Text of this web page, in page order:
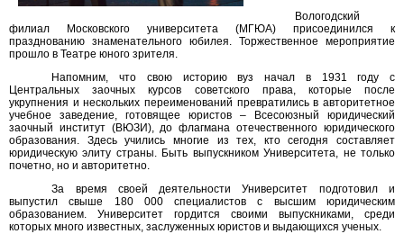
Вологодский
филиал Московского университета (МГЮА) присоединился к
празднованию знаменательного юбилея. Торжественное мероприятие
прошло в Театре юного зрителя.
Напомним, что свою историю вуз начал в 1931 году с
Центральных заочных курсов советского права, которые после
укрупнения и нескольких переименований превратились в авторитетное
учебное заведение, готовящее юристов – Всесоюзный юридический
заочный институт (ВЮЗИ), до флагмана отечественного юридического
образования. Здесь учились многие из тех, кто сегодня составляет
юридическую элиту страны. Быть выпускником Университета, не только
почетно, но и авторитетно.
За время своей деятельности Университет подготовил и
выпустил свыше 180 000 специалистов с высшим юридическим
образованием. Университет гордится своими выпускниками, среди
которых много известных, заслуженных юристов и выдающихся ученых.